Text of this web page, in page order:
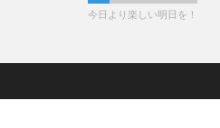
今日より楽しい明日を！